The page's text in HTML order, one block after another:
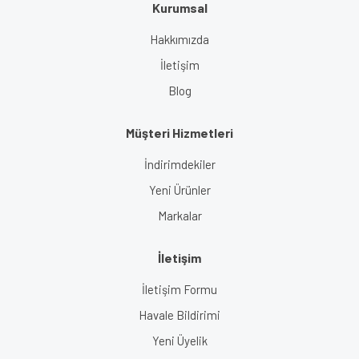
Kurumsal
Hakkımızda
İletişim
Blog
Müşteri Hizmetleri
İndirimdekiler
Yeni Ürünler
Markalar
İletişim
İletişim Formu
Havale Bildirimi
Yeni Üyelik